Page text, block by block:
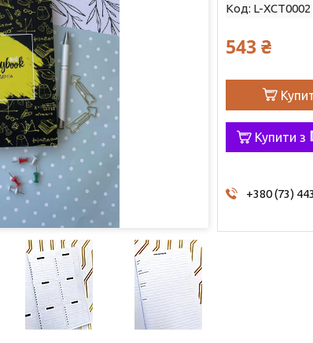
Код: L-ХСТ0002
543 ₴
Купити з
+380 (73)